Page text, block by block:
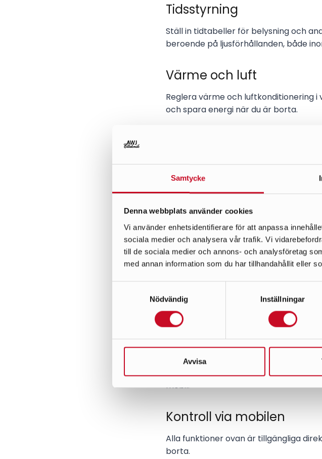
Samtycke
Denna webbplats använder cookies
Vi använder enhetsidentifierare för att anpassa
sociala medier och analysera vår trafik. Vi
till de sociala medier och annons- och analysföretag
med annan information som du har tillhandahållit eller
Nödvändig
Inställningar
Avvisa
Tidsstyrning
Ställ in tidtabeller för belysning och
beroende på ljusförhållanden, både
Värme och luft
Reglera värme och luftkonditionering
och spara energi när du är borta.
Smarta sensorer på golvet kan
varningsmeddelande.
Motorvärmare
Kontrollera motorvärmaren från din
var du befinner dig.
Ljus- och vindkänsliga sensorer ser
väderförhållandet, vilket förbättrar
Tak- och markvärme
Förhindra halka och is med smarta
mobil.
Kontroll via mobilen
Alla funktioner ovan är tillgängliga
borta.